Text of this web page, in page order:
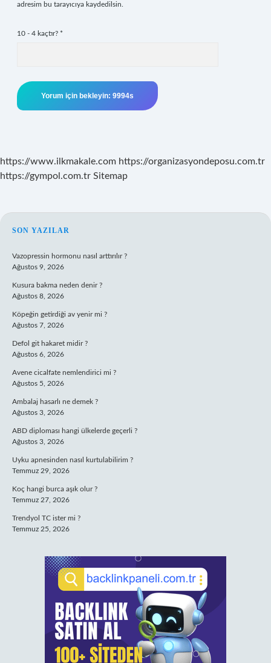
adresim bu tarayıcıya kaydedilsin.
10 - 4 kaçtır? *
https://www.ilkmakale.com https://organizasyondeposu.com.tr
https://gympol.com.tr Sitemap
SIDEBAR
SON YAZILAR
Vazopressin hormonu nasıl arttırılır ?
Ağustos 9, 2026
Kusura bakma neden denir ?
Ağustos 8, 2026
Köpeğin getirdiği av yenir mi ?
Ağustos 7, 2026
Defol git hakaret midir ?
Ağustos 6, 2026
Avene cicalfate nemlendirici mi ?
Ağustos 5, 2026
Ambalaj hasarlı ne demek ?
Ağustos 3, 2026
ABD diploması hangi ülkelerde geçerli ?
Ağustos 3, 2026
Uyku apnesinden nasıl kurtulabilirim ?
Temmuz 29, 2026
Koç hangi burca aşık olur ?
Temmuz 27, 2026
Trendyol TC ister mi ?
Temmuz 25, 2026